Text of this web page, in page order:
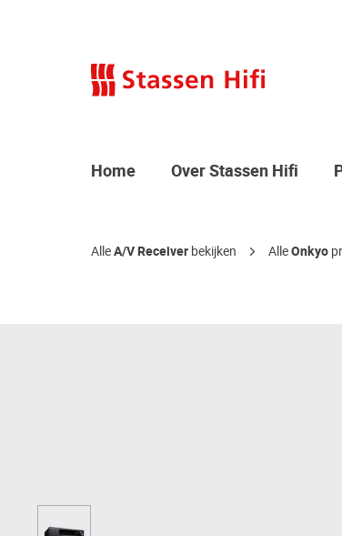
Home Over Stassen Hifi
AlleA/V Receiver bekijken AlleOnkyo